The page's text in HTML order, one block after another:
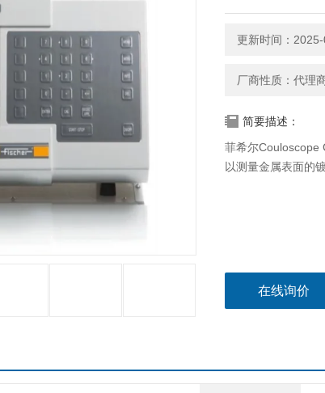
更新时间：2025-
厂商性质：代理
简要描述：
菲希尔Couloscope
以测量金属表面的
在线询价